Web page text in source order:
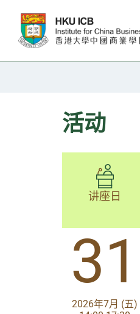
活动
讲座日
14
2026年8月 (五)
讲座日
31
2026年7月 (五)